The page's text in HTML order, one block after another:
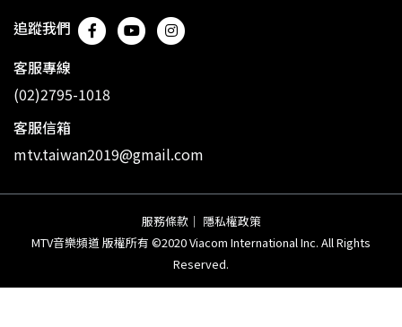
追蹤我們
客服專線
(02)2795-1018
客服信箱
mtv.taiwan2019@gmail.com
服務條款 ｜ 隱私權政策
MTV音樂頻道 版權所有 ©2020 Viacom International Inc. All Rights
Reserved.